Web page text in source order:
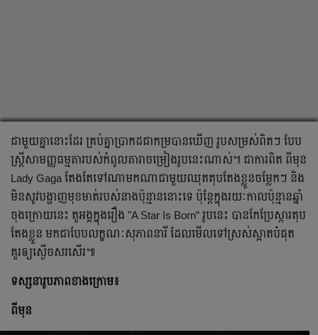
ជាមួយ​គ្នា​នោះ​ដែរ គ្រប់​គ្នា​ប្រាកដ​ជា​កម្រ​បាន​ឃើញ រូប​សម្រស់​ពិត​ៗ បែប​
ស្ត្រី​សាមញ្ញ​ធម្មតា​របស់​កំពូល​តារា​ចម្រៀង​រូប​នេះ​ណាស់។ ជា​ការ​ពិត​ ពី​មុន
Lady Gaga តែង​តែ​ទៅ​ណា​មក​ណា​ជាមួយ​ឈុត​តុប​តែង​ខ្លួន​ចម្លែក​ៗ និង​
មិន​សូវ​បង្ហាញ​មុខមាត់​របស់​នាង​ប៉ុន្មាន​នោះ​ទេ ប៉ុន្តែ​ក្នុង​រយៈកាល​ប៉ុន្មាន​ឆ្នាំ​
ចុងក្រោយនេះ តួអង្គ​ក្នុង​រឿង "A Star Is Born” រូប​នេះ បាន​កែប្រែ​ស្ការតុប
តែងខ្លួន​ មក​ជា​​បែប​លក្ខណៈ​​សុភាពនារី​ ដែល​មើល​ទៅ​ស្រស់​ស្អាត​បំផុត
គួរ​ឲ្យ​ស្ងើច​សរសើរ៕
ទស្សនា​រូបភាព​ខាង​ក្រោម៖
ពី​មុន